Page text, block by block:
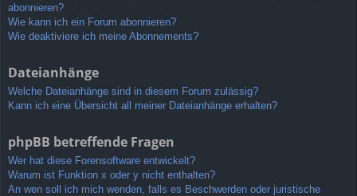
abonnieren?
Wie kann ich ein Forum abonnieren?
Wie deaktiviere ich meine Abonnements?
Dateianhänge
Welche Dateianhänge sind in diesem Forum zulässig?
Kann ich eine Übersicht all meiner Dateianhänge erhalten?
phpBB betreffende Fragen
Wer hat diese Forensoftware entwickelt?
Warum ist Funktion x oder y nicht enthalten?
An wen soll ich mich wenden, falls es Beschwerden oder juristische